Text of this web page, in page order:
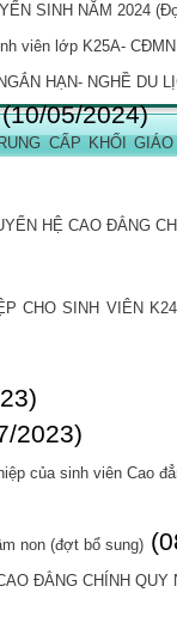
SINH NĂM 2024
viên lớp K25A-
HẠN- NGHỀ DU
(10/05/2024)
CẤP KHỐI
HỆ CAO ĐẲNG
CHO SINH VIÊN
2023)
của sinh viên Cao
non (đợt bổ sung)
ĐẲNG CHÍNH QUY